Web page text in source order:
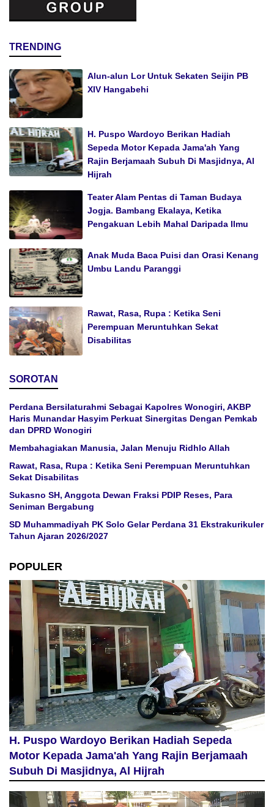
TRENDING
Alun-alun Lor Untuk Sekaten Seijin PB
XIV Hangabehi
H. Puspo Wardoyo Berikan Hadiah
Sepeda Motor Kepada Jama'ah Yang
Rajin Berjamaah Subuh Di Masjidnya, Al
Hijrah
Teater Alam Pentas di Taman Budaya
Jogja. Bambang Ekalaya, Ketika
Pengakuan Lebih Mahal Daripada Ilmu
Anak Muda Baca Puisi dan Orasi Kenang
Umbu Landu Paranggi
Rawat, Rasa, Rupa : Ketika Seni
Perempuan Meruntuhkan Sekat
Disabilitas
SOROTAN
Perdana Bersilaturahmi Sebagai Kapolres Wonogiri, AKBP
Haris Munandar Hasyim Perkuat Sinergitas Dengan Pemkab
dan DPRD Wonogiri
Membahagiakan Manusia, Jalan Menuju Ridhlo Allah
Rawat, Rasa, Rupa : Ketika Seni Perempuan Meruntuhkan
Sekat Disabilitas
Sukasno SH, Anggota Dewan Fraksi PDIP Reses, Para
Seniman Bergabung
SD Muhammadiyah PK Solo Gelar Perdana 31 Ekstrakurikuler
Tahun Ajaran 2026/2027
POPULER
H. Puspo Wardoyo Berikan Hadiah Sepeda
Motor Kepada Jama'ah Yang Rajin Berjamaah
Subuh Di Masjidnya, Al Hijrah